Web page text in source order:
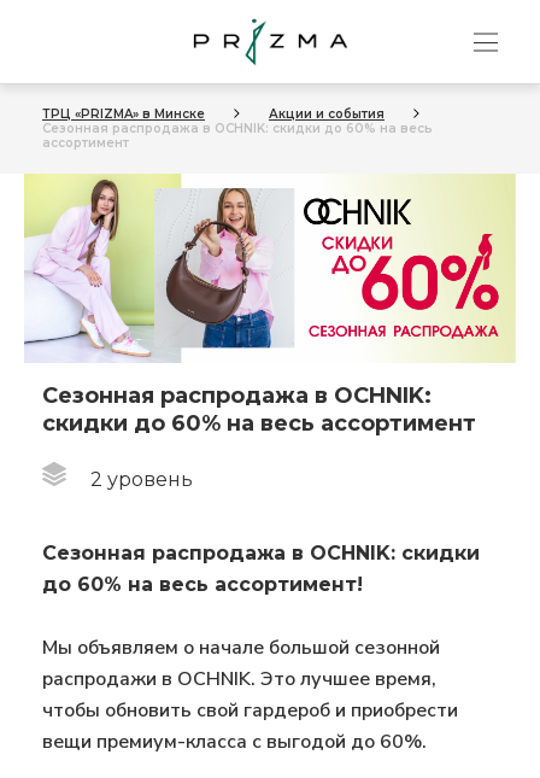
ТРЦ «PRIZMA» в Минске
Акции и события
Сезонная распродажа в OCHNIK: скидки до 60% на весь
ассортимент
Сезонная распродажа в OCHNIK:
скидки до 60% на весь ассортимент
2 уровень
Сезонная распродажа в OCHNIK: скидки
до 60% на весь ассортимент!
Мы объявляем о начале большой сезонной
распродажи в OCHNIK. Это лучшее время,
чтобы обновить свой гардероб и приобрести
вещи премиум-класса с выгодой до 60%.